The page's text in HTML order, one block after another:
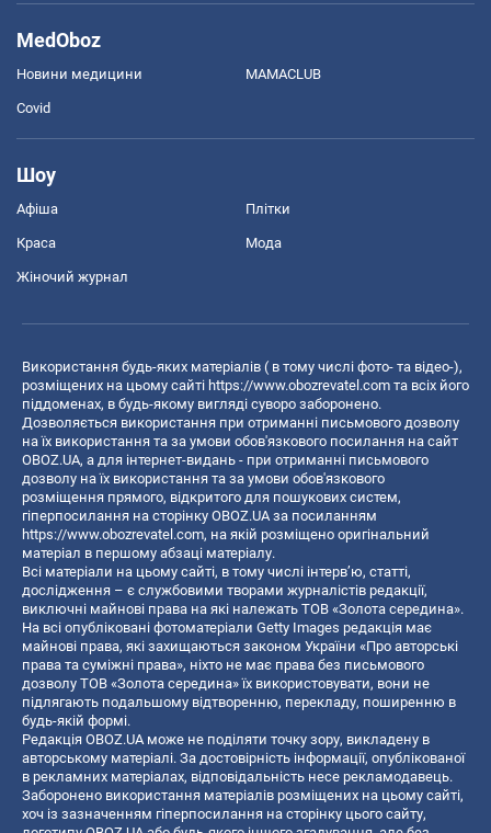
MedOboz
Новини медицини MAMACLUB
Covid
Шоу
Афіша Плітки
Краса Мода
Жіночий журнал
Використання будь-яких матеріалів ( в тому числі фото- та відео-),
розміщених на цьому сайті https://www.obozrevatel.com та всіх його
піддоменах, в будь-якому вигляді суворо заборонено.
Дозволяється використання при отриманні письмового дозволу
на їх використання та за умови обов'язкового посилання на сайт
OBOZ.UA, а для інтернет-видань - при отриманні письмового
дозволу на їх використання та за умови обов'язкового
розміщення прямого, відкритого для пошукових систем,
гіперпосилання на сторінку OBOZ.UA за посиланням
https://www.obozrevatel.com, на якій розміщено оригінальний
матеріал в першому абзаці матеріалу.
Всі матеріали на цьому сайті, в тому числі інтерв’ю, статті,
дослідження – є службовими творами журналістів редакції,
виключні майнові права на які належать ТОВ «Золота середина».
На всі опубліковані фотоматеріали Getty Images редакція має
майнові права, які захищаються законом України «Про авторські
права та суміжні права», ніхто не має права без письмового
дозволу ТОВ «Золота середина» їх використовувати, вони не
підлягають подальшому відтворенню, перекладу, поширенню в
будь-якій формі.
Редакція OBOZ.UA може не поділяти точку зору, викладену в
авторському матеріалі. За достовірність інформації, опублікованої
в рекламних матеріалах, відповідальність несе рекламодавець.
Заборонено використання матеріалів розміщених на цьому сайті,
хоч із зазначенням гіперпосилання на сторінку цього сайту,